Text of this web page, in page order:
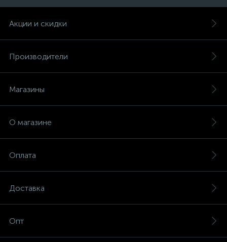
Акции и скидки
Производители
Магазины
О магазине
Оплата
Доставка
Опт